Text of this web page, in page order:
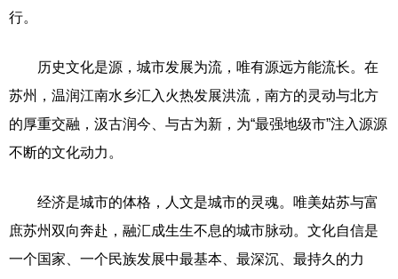
行。
历史文化是源，城市发展为流，唯有源远方能流长。在
苏州，温润江南水乡汇入火热发展洪流，南方的灵动与北方
的厚重交融，汲古润今、与古为新，为“最强地级市”注入源源
不断的文化动力。
经济是城市的体格，人文是城市的灵魂。唯美姑苏与富
庶苏州双向奔赴，融汇成生生不息的城市脉动。文化自信是
一个国家、一个民族发展中最基本、最深沉、最持久的力